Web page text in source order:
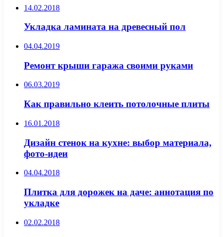
14.02.2018
Укладка ламината на древесный пол
04.04.2019
Ремонт крыши гаража своими руками
06.03.2019
Как правильно клеить потолочные плиты
16.01.2018
Дизайн стенок на кухне: выбор материала,
фото-идеи
04.04.2018
Плитка для дорожек на даче: аннотация по
укладке
02.02.2018